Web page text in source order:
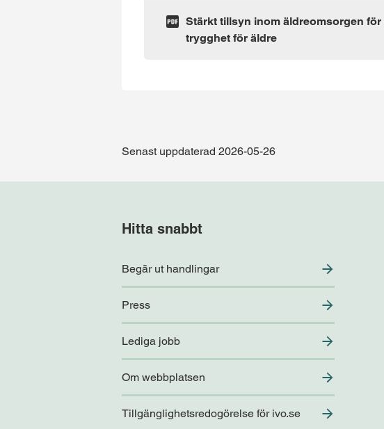
Stärkt tillsyn inom äldreomsorgen för
trygghet för äldre
Senast uppdaterad 2026-05-26
Hitta snabbt
Begär ut handlingar
Press
Lediga jobb
Om webbplatsen
Tillgänglighetsredogörelse för ivo.se